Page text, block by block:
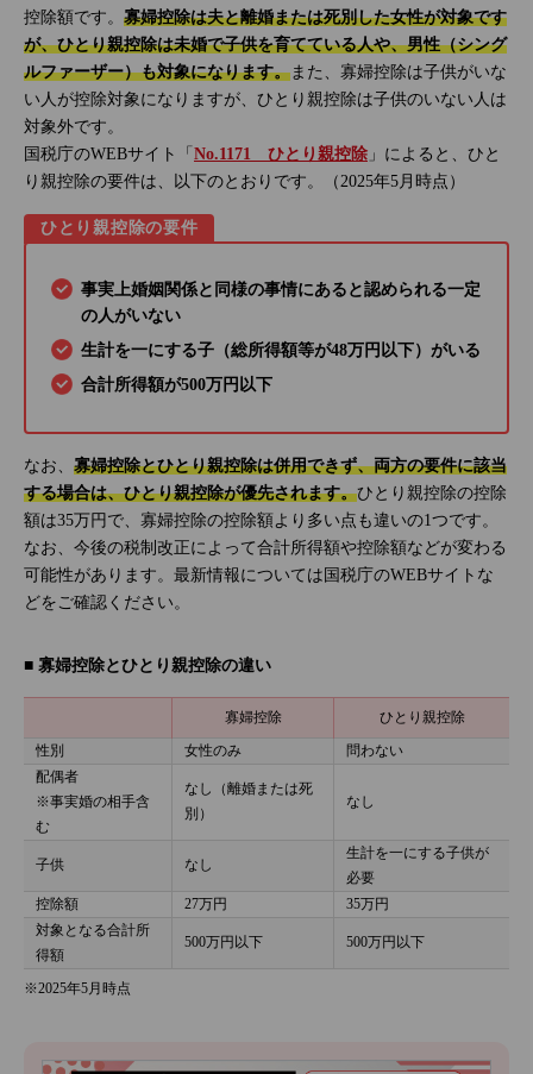
控除額です。 寡婦控除は夫と離婚または死別した女性が対象です
が、ひとり親控除は未婚で子供を育てている人や、男性（シング
ルファーザー）も対象になります。 また、寡婦控除は子供がいな
い人が控除対象になりますが、ひとり親控除は子供のいない人は
対象外です。
国税庁のWEBサイト「 No.1171 ひとり親控除 」によると、ひと
り親控除の要件は、以下のとおりです。（2025年5月時点）
ひとり親控除の要件
事実上婚姻関係と同様の事情にあると認められる一定
の人がいない
生計を一にする子（総所得額等が48万円以下）がいる
合計所得額が500万円以下
なお、 寡婦控除とひとり親控除は併用できず、両方の要件に該当
する場合は、ひとり親控除が優先されます。ひとり親控除の控除
額は35万円で、寡婦控除の控除額より多い点も違いの1つです。
なお、今後の税制改正によって合計所得額や控除額などが変わる
可能性があります。最新情報については国税庁のWEBサイトな
どをご確認ください。
■ 寡婦控除とひとり親控除の違い
寡婦控除
ひとり親控除
性別
女性のみ
問わない
配偶者
※事実婚の相手含
む
なし（離婚または死
別）
なし
子供 なし
生計を一にする子供が
必要
控除額
27万円
35万円
対象となる合計所
得額
500万円以下 500万円以下
※2025年5月時点